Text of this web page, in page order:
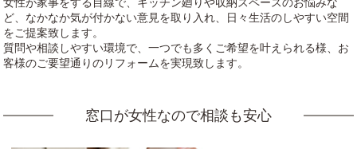
女性が家事をする目線で、キッチン廻りや収納スペースのお悩みな
ど、なかなか気が付かない意見を取り入れ、日々生活のしやすい空間
をご提案致します。
質問や相談しやすい環境で、一つでも多くご希望を叶えられる様、お
客様のご要望通りのリフォームを実現致します。
窓口が女性なので相談も安心